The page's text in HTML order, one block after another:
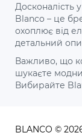
Досконалість
Blanco – це
охоплює від
детальний
Важливо, що
шукаєте
Вибирайте
BLANCO ©